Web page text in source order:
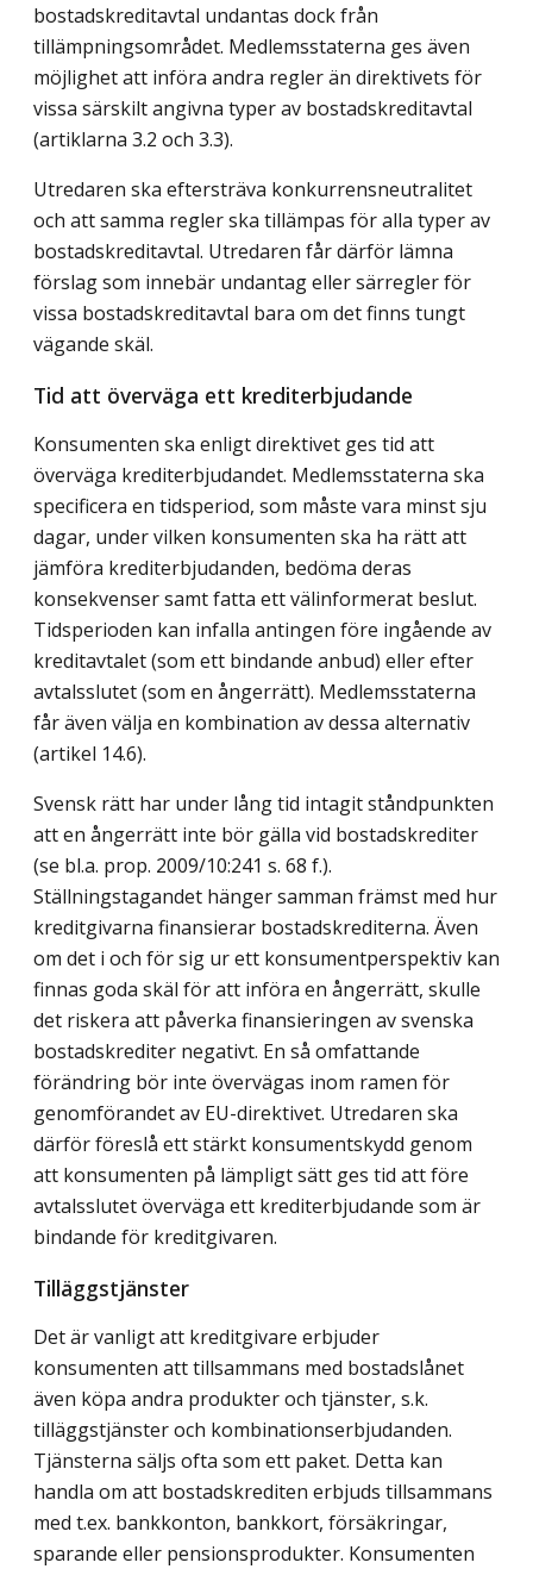
bostadskreditavtal undantas dock från
tillämpningsområdet. Medlemsstaterna ges även
möjlighet att införa andra regler än direktivets för
vissa särskilt angivna typer av bostadskreditavtal
(artiklarna 3.2 och 3.3).
Utredaren ska eftersträva konkurrensneutralitet
och att samma regler ska tillämpas för alla typer av
bostadskreditavtal. Utredaren får därför lämna
förslag som innebär undantag eller särregler för
vissa bostadskreditavtal bara om det finns tungt
vägande skäl.
Tid att överväga ett krediterbjudande
Konsumenten ska enligt direktivet ges tid att
överväga krediterbjudandet. Medlemsstaterna ska
specificera en tidsperiod, som måste vara minst sju
dagar, under vilken konsumenten ska ha rätt att
jämföra krediterbjudanden, bedöma deras
konsekvenser samt fatta ett välinformerat beslut.
Tidsperioden kan infalla antingen före ingående av
kreditavtalet (som ett bindande anbud) eller efter
avtalsslutet (som en ångerrätt). Medlemsstaterna
får även välja en kombination av dessa alternativ
(artikel 14.6).
Svensk rätt har under lång tid intagit ståndpunkten
att en ångerrätt inte bör gälla vid bostadskrediter
(se bl.a. prop. 2009/10:241 s. 68 f.).
Ställningstagandet hänger samman främst med hur
kreditgivarna finansierar bostadskrediterna. Även
om det i och för sig ur ett konsumentperspektiv kan
finnas goda skäl för att införa en ångerrätt, skulle
det riskera att påverka finansieringen av svenska
bostadskrediter negativt. En så omfattande
förändring bör inte övervägas inom ramen för
genomförandet av EU-direktivet. Utredaren ska
därför föreslå ett stärkt konsumentskydd genom
att konsumenten på lämpligt sätt ges tid att före
avtalsslutet överväga ett krediterbjudande som är
bindande för kreditgivaren.
Tilläggstjänster
Det är vanligt att kreditgivare erbjuder
konsumenten att tillsammans med bostadslånet
även köpa andra produkter och tjänster, s.k.
tilläggstjänster och kombinationserbjudanden.
Tjänsterna säljs ofta som ett paket. Detta kan
handla om att bostadskrediten erbjuds tillsammans
med t.ex. bankkonton, bankkort, försäkringar,
sparande eller pensionsprodukter. Konsumenten